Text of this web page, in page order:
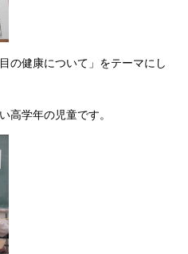
の健康について」をテーマにし
高学年の児童です。